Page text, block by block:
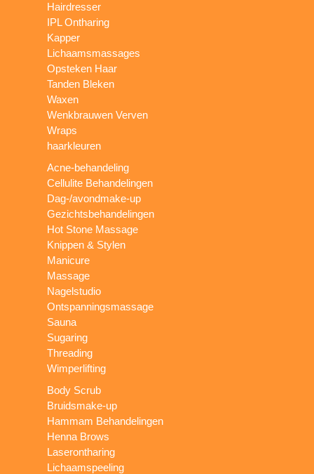
Hairdresser
IPL Ontharing
Kapper
Lichaamsmassages
Opsteken Haar
Tanden Bleken
Waxen
Wenkbrauwen Verven
Wraps
haarkleuren
Acne-behandeling
Cellulite Behandelingen
Dag-/avondmake-up
Gezichtsbehandelingen
Hot Stone Massage
Knippen & Stylen
Manicure
Massage
Nagelstudio
Ontspanningsmassage
Sauna
Sugaring
Threading
Wimperlifting
Body Scrub
Bruidsmake-up
Hammam Behandelingen
Henna Brows
Laserontharing
Lichaamspeeling